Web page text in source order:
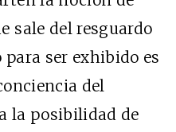
sale del resguardo
ser exhibido es
del
la posibilidad de